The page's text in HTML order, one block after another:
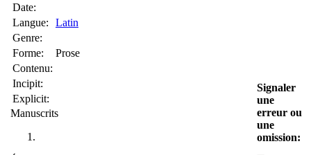
Date:
Langue:
Latin
Genre:
Forme:
Prose
Contenu:
Incipit:
Explicit:
Manuscrits
Signaler
une
erreur ou
une
omission: